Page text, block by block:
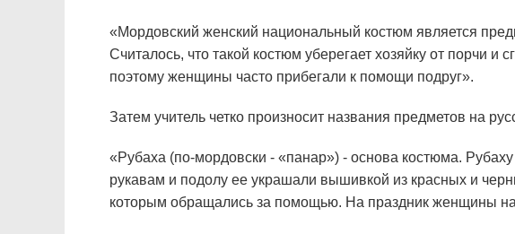
«Мордовский женский национальный костюм является
Считалось, что такой костюм уберегает хозяйку от порчи
поэтому женщины часто прибегали к помощи подруг».
Затем учитель четко произносит названия предметов на
«Рубаха (по-мордовски - «панар») - основа костюма.
рукавам и подолу ее украшали вышивкой из красных и
которым обращались за помощью. На праздник женщины